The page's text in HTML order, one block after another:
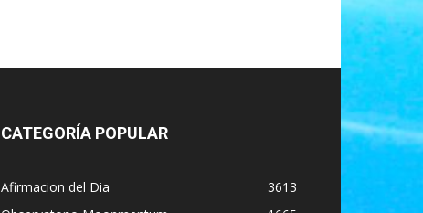
CATEGORÍA POPULAR
Afirmacion del Dia
3613